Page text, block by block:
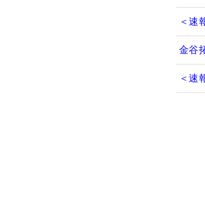
＜速
金谷
＜速